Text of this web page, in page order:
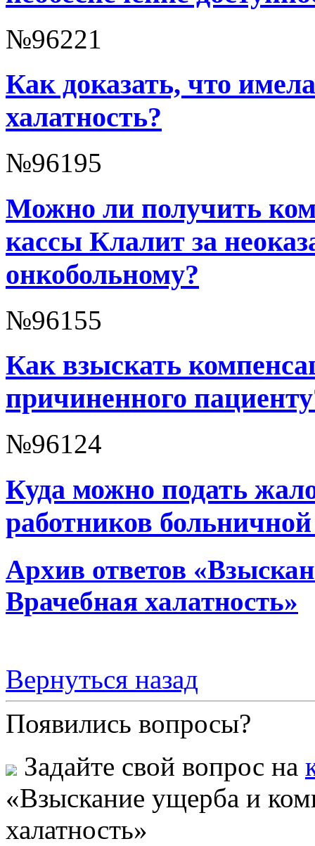
№96221
Как доказать, что
халатность?
№96195
Можно ли получить
кассы Клалит за
онкобольному?
№96155
Как взыскать
причиненного
№96124
Куда можно подать
работников
Архив ответов
Врачебная халатность»
Вернуться назад
Появились вопросы?
Задайте свой вопрос на
«Взыскание ущерба и
халатность»